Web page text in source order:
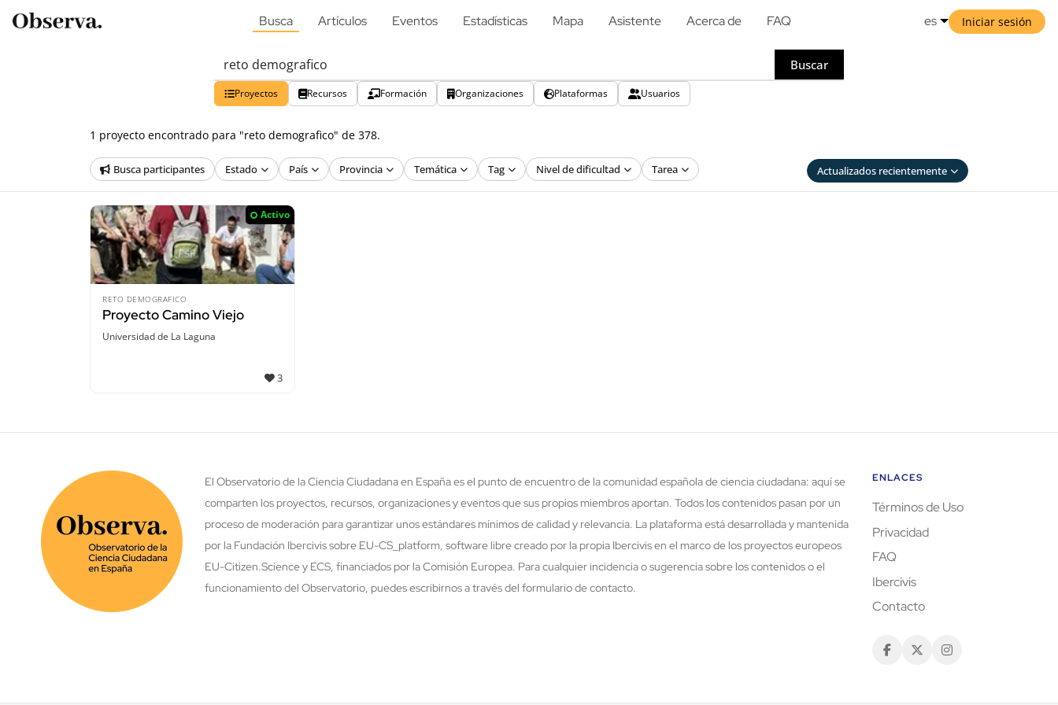
es Iniciar sesión
Busca Artículos Eventos Estadísticas Mapa Asistente Acerca de FAQ
Buscar
Proyectos Recursos Formación Organizaciones Plataformas Usuarios
1 proyecto encontrado para "reto demografico" de 378.
Busca participantes Estado País Provincia Temática Tag Nivel de dificultad Tarea Actualizados recientemente
Activo
RETO DEMOGRAFICO
Proyecto Camino Viejo
Universidad de La Laguna
3
El Observatorio de la Ciencia Ciudadana en España es el punto de encuentro de la comunidad española de ciencia ciudadana: aquí se
comparten los proyectos, recursos, organizaciones y eventos que sus propios miembros aportan. Todos los contenidos pasan por un
proceso de moderación para garantizar unos estándares mínimos de calidad y relevancia. La plataforma está desarrollada y mantenida
por la Fundación Ibercivis sobre EU-CS_platform, software libre creado por la propia Ibercivis en el marco de los proyectos europeos
EU-Citizen.Science y ECS, financiados por la Comisión Europea. Para cualquier incidencia o sugerencia sobre los contenidos o el
funcionamiento del Observatorio, puedes escribirnos a través del formulario de contacto.
ENLACES
Términos de Uso
Privacidad
FAQ
Ibercivis
Contacto